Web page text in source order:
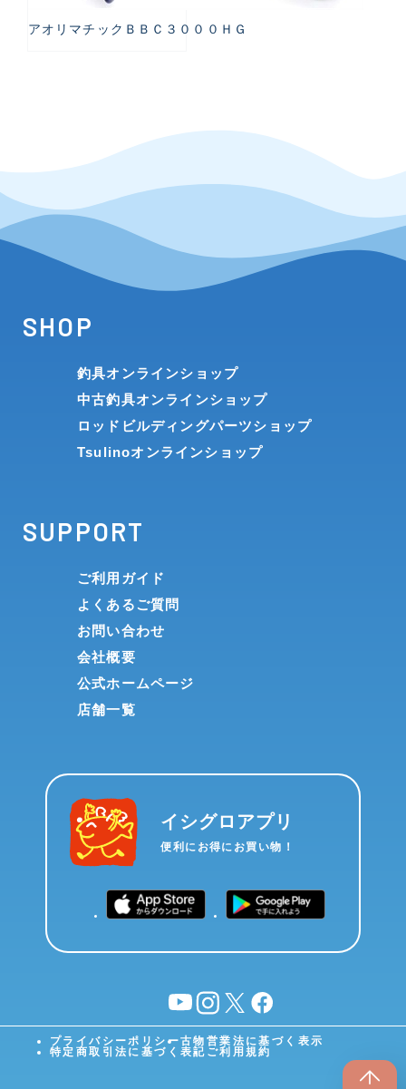
アオリマチックＢＢＣ３０００ＨＧ
SHOP
釣具オンラインショップ
中古釣具オンラインショップ
ロッドビルディングパーツショップ
Tsulinoオンラインショップ
SUPPORT
ご利用ガイド
よくあるご質問
お問い合わせ
会社概要
公式ホームページ
店舗一覧
イシグロアプリ
便利にお得にお買い物！
YouTubeinstagram
X facebook
プライバシーポリシー古物営業法に基づく表示
特定商取引法に基づく表記 ご利用規約